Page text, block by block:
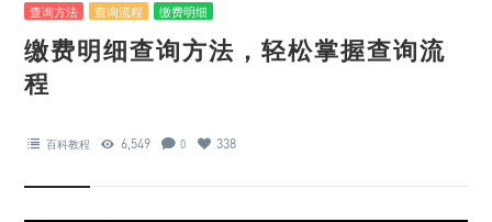
查询方法 查询流程 缴费明细
缴费明细查询方法，轻松掌握查询流
程
百科教程 6,549 0 338